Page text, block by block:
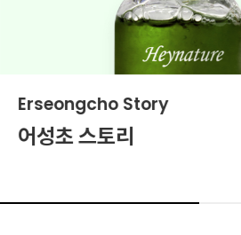
Erseongcho Story
어성초 스토리